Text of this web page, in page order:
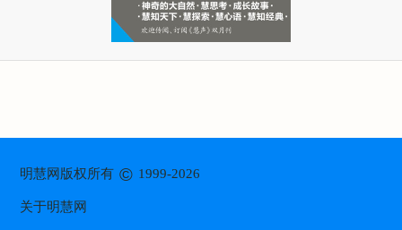
明慧网版权所有© 1999-2026
关于明慧网